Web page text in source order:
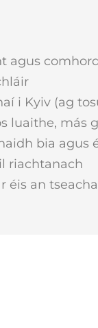
agus
i Kyiv (ag
luaithe, más
bia agus
riachtanach
éis an